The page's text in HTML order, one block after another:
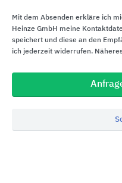
Mit dem Absenden erkläre ich
Heinze GmbH meine
speichert und diese an den
ich jederzeit widerrufen.